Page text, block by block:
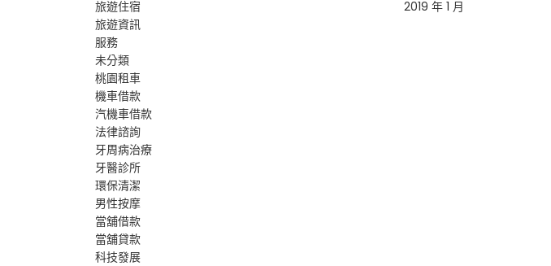
旅遊住宿
旅遊資訊
服務
未分類
桃園租車
機車借款
汽機車借款
法律諮詢
牙周病治療
牙醫診所
環保清潔
男性按摩
當舖借款
當舖貸款
科技發展
2019 年 1 月